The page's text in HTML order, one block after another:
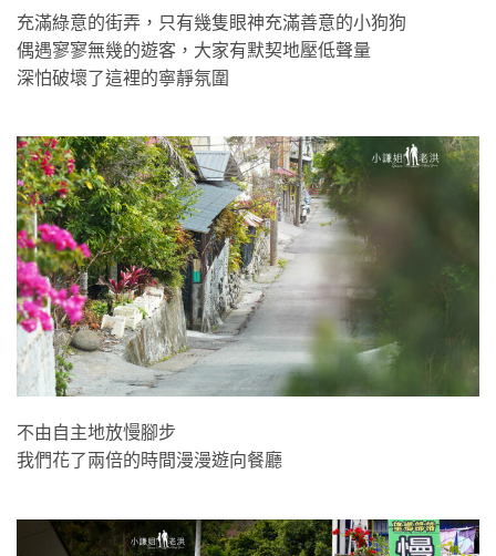
充滿綠意的街弄，只有幾隻眼神充滿善意的小狗狗
偶遇寥寥無幾的遊客，大家有默契地壓低聲量
深怕破壞了這裡的寧靜氛圍
不由自主地放慢腳步
我們花了兩倍的時間漫漫遊向餐廳